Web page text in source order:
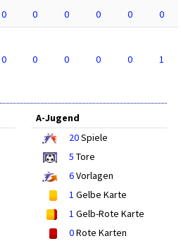
0 0 0 0 0
0
0 0 0 0 0 1
A-Jugend
20Spiele
5 Tore
6Vorlagen
1 Gelbe Karte
1 Gelb-Rote Karte
0Rote Karten